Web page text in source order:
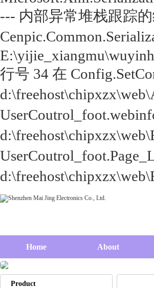
--- 内部异常堆栈跟踪
行号 34 在
Home About
Product